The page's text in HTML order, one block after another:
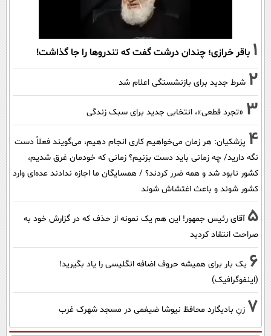
1 باقر خرازی؛ چندان درشت گفت که تندروها را جا گذاشت!
2 شرط جدید برای بازنشستگی اعلام شد
3 «تجرد قطعی»، انتخابی جدید برای سبک زندگی
4 پزشکیان: هر زمان می‌خواهیم کاری انجام دهیم، می‌گویند فعلاً دست
نگه دارید/ چه زمانی باید دست بزنیم؟ زمانی که خودمان غرق شدیم،
کشور نابود شد و همه ضرر کردند؟ / همسایگان ما اجازه ندادند عده‌ای وارد
کشور شوند و باعث اغتشاش شوند
5 آقای رئیس جمهور! این هم یک نمونه از حذف که در گزارش خود به
صراحت انتقاد کردید
6 یک بار برای همیشه حروف اضافه انگلیسی را یاد بگیرید!
(اینفوگرافیک)
7 زنِ بادیگارد محافظ نیوشا ضیغمی در مسجد شهرک غرب